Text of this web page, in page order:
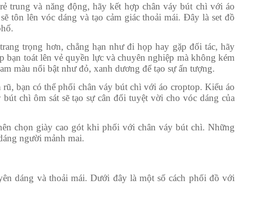
trung và năng động, hãy kết hợp chân váy bút chì với áo
tôn lên vóc dáng và tạo cảm giác thoải mái. Đây là set đồ
trọng hơn, chẳng hạn như đi họp hay gặp đối tác, hãy
bạn toát lên vẻ quyền lực và chuyên nghiệp mà không kém
màu nổi bật như đỏ, xanh dương để tạo sự ấn tượng.
bạn có thể phối chân váy bút chì với áo croptop. Kiểu áo
chì ôm sát sẽ tạo sự cân đối tuyệt vời cho vóc dáng của
chọn giày cao gót khi phối với chân váy bút chì. Những
người mảnh mai.
dáng và thoải mái. Dưới đây là một số cách phối đồ với